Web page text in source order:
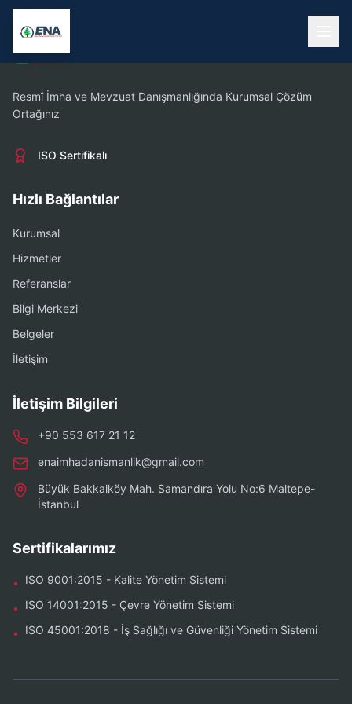
Resmî İmha ve Mevzuat Danışmanlığında Kurumsal Çözüm
Ortağınız
ISO Sertifikalı
Hızlı Bağlantılar
Kurumsal
Hizmetler
Referanslar
Bilgi Merkezi
Belgeler
İletişim
İletişim Bilgileri
+90 553 617 21 12
enaimhadanismanlik@gmail.com
Büyük Bakkalköy Mah. Samandıra Yolu No:6 Maltepe-
İstanbul
Sertifikalarımız
• ISO 9001:2015 - Kalite Yönetim Sistemi
• ISO 14001:2015 - Çevre Yönetim Sistemi
• ISO 45001:2018 - İş Sağlığı ve Güvenliği Yönetim Sistemi